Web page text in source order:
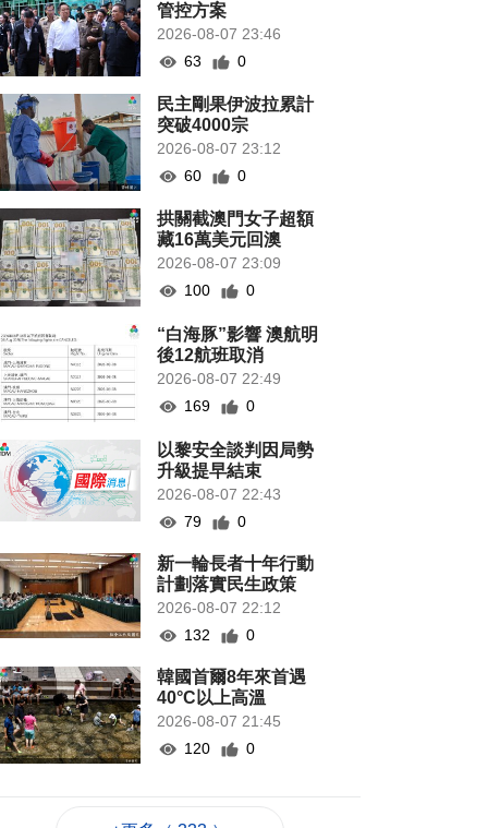
管控方案
2026-08-07 23:46
63
0
民主剛果伊波拉累計
突破4000宗
2026-08-07 23:12
60
0
拱關截澳門女子超額
藏16萬美元回澳
2026-08-07 23:09
100
0
“白海豚”影響 澳航明
後12航班取消
2026-08-07 22:49
169
0
以黎安全談判因局勢
升級提早結束
2026-08-07 22:43
79
0
新一輪長者十年行動
計劃落實民生政策
2026-08-07 22:12
132
0
韓國首爾8年來首遇
40°C以上高溫
2026-08-07 21:45
120
0